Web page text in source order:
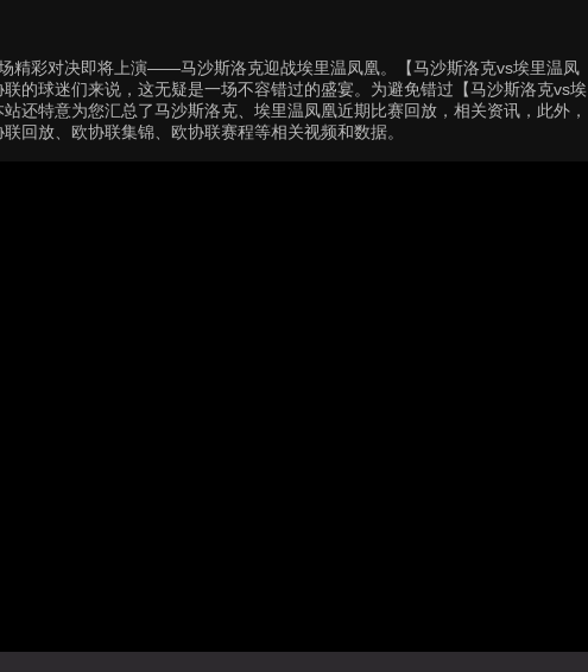
精彩对决即将上演——马沙斯洛克迎战埃里温凤凰。【马沙斯洛克vs埃里温凤
的球迷们来说，这无疑是一场不容错过的盛宴。为避免错过【马沙斯洛克vs埃
还特意为您汇总了马沙斯洛克、埃里温凤凰近期比赛回放，相关资讯，此外，
回放、欧协联集锦、欧协联赛程等相关视频和数据。